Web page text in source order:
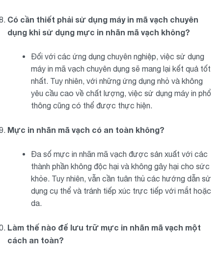
Có cần thiết phải sử dụng máy in mã vạch chuyên
dụng khi sử dụng mực in nhãn mã vạch không?
Đối với các ứng dụng chuyên nghiệp, việc sử dụng
máy in mã vạch chuyên dụng sẽ mang lại kết quả tốt
nhất. Tuy nhiên, với những ứng dụng nhỏ và không
yêu cầu cao về chất lượng, việc sử dụng máy in phổ
thông cũng có thể được thực hiện.
Mực in nhãn mã vạch có an toàn không?
Đa số mực in nhãn mã vạch được sản xuất với các
thành phần không độc hại và không gây hại cho sức
khỏe. Tuy nhiên, vẫn cần tuân thủ các hướng dẫn sử
dụng cụ thể và tránh tiếp xúc trực tiếp với mắt hoặc
da.
Làm thế nào để lưu trữ mực in nhãn mã vạch một
cách an toàn?